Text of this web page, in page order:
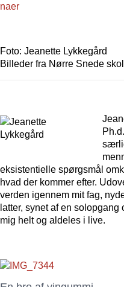
naer
Foto: Jeanette Lykkegård
Billeder fra Nørre Snede
eksistentielle spørgsmål
hvad der kommer efter.
verden igennem mit fag,
latter, synet af en
mig helt og aldeles i live.